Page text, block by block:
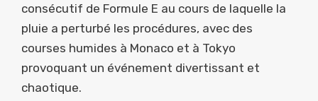
consécutif de Formule E au cours de laquelle la
pluie a perturbé les procédures, avec des
courses humides à Monaco et à Tokyo
provoquant un événement divertissant et
chaotique.